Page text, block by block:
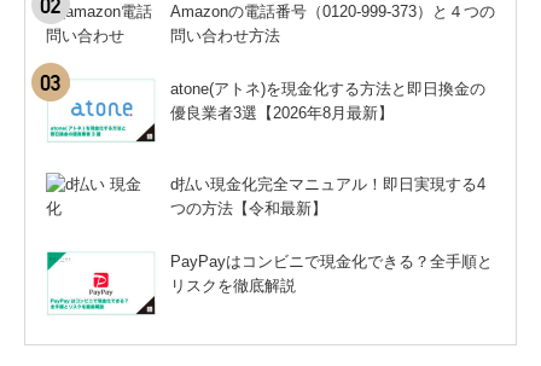
Amazonの電話番号（0120-999-373）と４つの
問い合わせ方法
atone(アトネ)を現金化する方法と即日換金の
優良業者3選【2026年8月最新】
d払い現金化完全マニュアル！即日実現する4
つの方法【令和最新】
PayPayはコンビニで現金化できる？全手順と
リスクを徹底解説